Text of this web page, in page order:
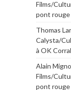
Films/
pont rouge
Thomas
Calysta/
à OK
Alain
Films/
pont rouge